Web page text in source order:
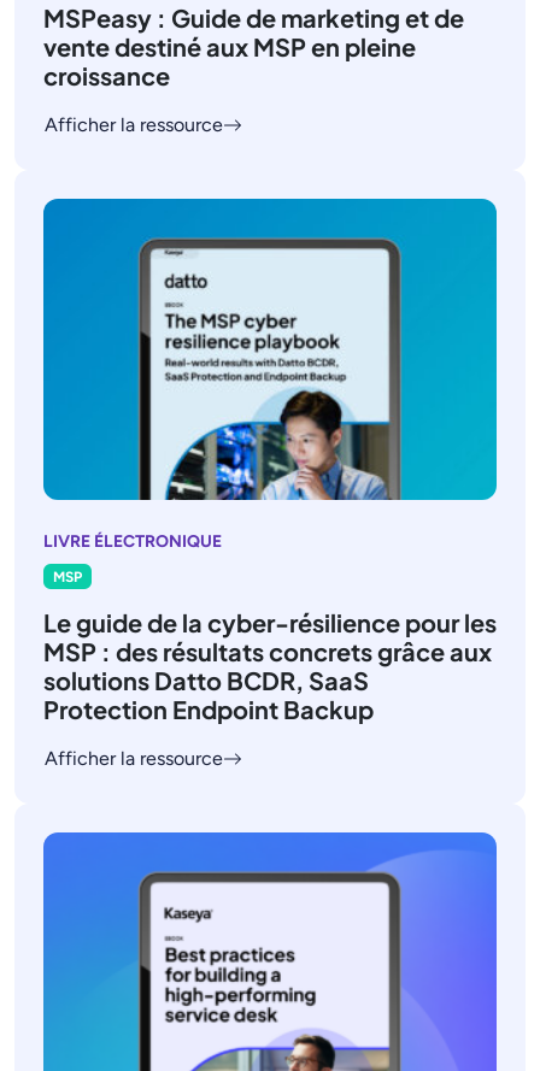
MSPeasy : Guide de marketing et de
vente destiné aux MSP en pleine
croissance
Afficher la ressource
LIVRE ÉLECTRONIQUE
MSP
Le guide de la cyber-résilience pour les
MSP : des résultats concrets grâce aux
solutions Datto BCDR, SaaS
Protection Endpoint Backup
Afficher la ressource